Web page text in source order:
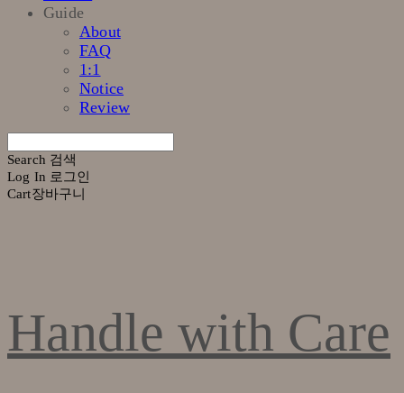
Guide
About
FAQ
1:1
Notice
Review
Search 검색
Log In 로그인
Cart장바구니
Handle with Care